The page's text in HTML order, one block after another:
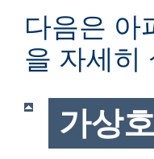
다음은 아
을 자세히
가상